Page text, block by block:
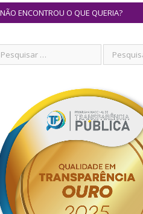
NÃO ENCONTROU O QUE QUERIA?